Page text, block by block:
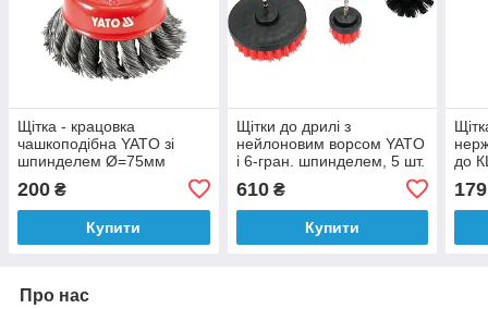
Щітка - крацовка
чашкоподібна YATO зі
шпинделем Ø=75мм
200 ₴
Купити
Щітки до дрилі з
нейлоновим ворсом YATO
і 6-гран. шпинделем, 5 шт.
610₴
Купити
до
179
Про нас